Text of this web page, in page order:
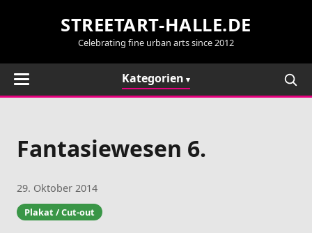
STREETART-HALLE.DE
Celebrating fine urban arts since 2012
Kategorien
Fantasiewesen 6.
29. Oktober 2014
Plakat / Cut-out